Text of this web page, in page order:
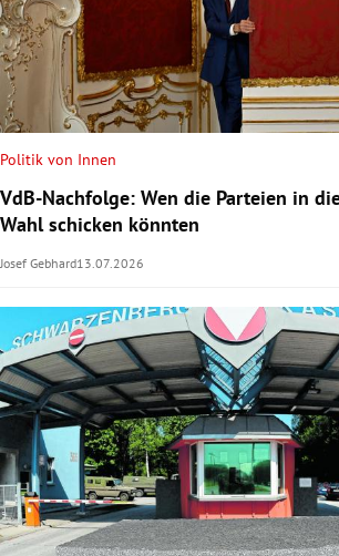
Politik von Innen
VdB-Nachfolge: Wen die Parteien in
Wahl schicken könnten
Josef Gebhard13.07.2026